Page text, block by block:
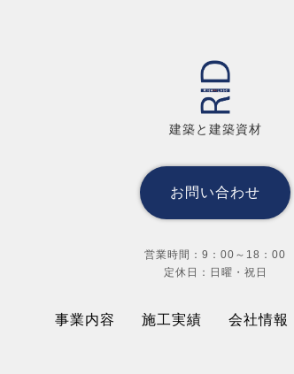
建築と建築資材
お問い合わせ
営業時間：9：00～18：00
定休日：日曜・祝日
事業内容 施工実績 会社情報